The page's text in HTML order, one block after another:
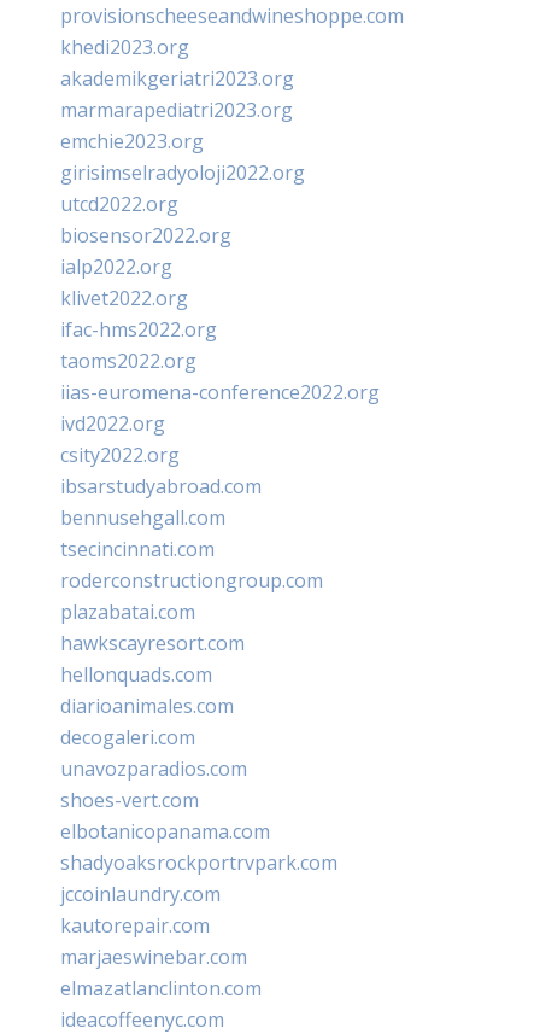
provisionscheeseandwineshoppe.com
khedi2023.org
akademikgeriatri2023.org
marmarapediatri2023.org
emchie2023.org
girisimselradyoloji2022.org
utcd2022.org
biosensor2022.org
ialp2022.org
klivet2022.org
ifac-hms2022.org
taoms2022.org
iias-euromena-conference2022.org
ivd2022.org
csity2022.org
ibsarstudyabroad.com
bennusehgall.com
tsecincinnati.com
roderconstructiongroup.com
plazabatai.com
hawkscayresort.com
hellonquads.com
diarioanimales.com
decogaleri.com
unavozparadios.com
shoes-vert.com
elbotanicopanama.com
shadyoaksrockportrvpark.com
jccoinlaundry.com
kautorepair.com
marjaeswinebar.com
elmazatlanclinton.com
ideacoffeenyc.com